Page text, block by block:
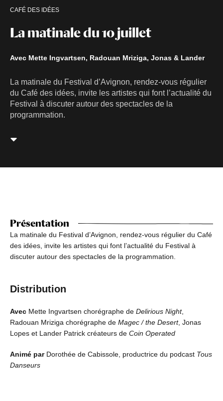
La matinale du 10 juillet
CAFÉ DES IDÉES
Avec Mette Ingvartsen, Radouan Mriziga, Jonas & Lander
La matinale du Festival d’Avignon, rendez-vous régulier
du Café des idées, invite les artistes qui font l’actualité du
Festival à discuter autour des spectacles de la
programmation.
Présentation
La matinale du Festival d’Avignon, rendez-vous régulier du Café
des idées, invite les artistes qui font l’actualité du Festival à
discuter autour des spectacles de la programmation.
Distribution
Avec Mette Ingvartsen chorégraphe de Delirious Night,
Radouan Mriziga chorégraphe de Magec / the Desert, Jonas
Lopes et Lander Patrick créateurs de Coin Operated
Animé parDorothée de Cabissole, productrice du podcast Tous
Danseurs